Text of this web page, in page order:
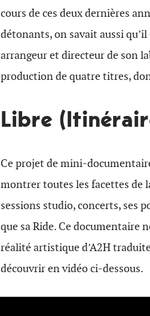
cours de ces deux dernières
détonants, on savait aussi
arrangeur et directeur de son
production de quatre titres,
Libre
Ce projet de mini-
montrer toutes les facettes de
sessions studio, concerts, ses
que sa Ride. Ce documentaire
réalité artistique d’A2H
découvrir en vidéo ci-dessous.